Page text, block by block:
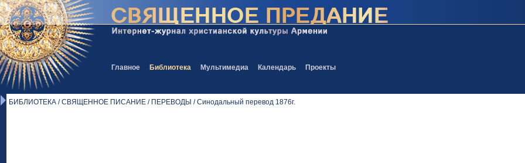
Главное Библиотека Мультимедиа Календарь Проекты
БИБЛИОТЕКА / СВЯЩЕННОЕ ПИСАНИЕ / ПЕРЕВОДЫ / Синодальный перевод 1876г.